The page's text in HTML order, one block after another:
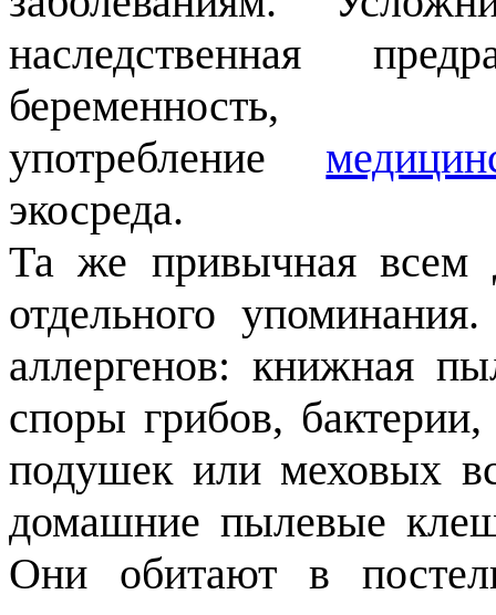
наследственная
употребление
экосреда.
Та же привычная всем
отдельного
аллергенов: книжная
споры грибов,
подушек или меховых
домашние пылевые
Они обитают в